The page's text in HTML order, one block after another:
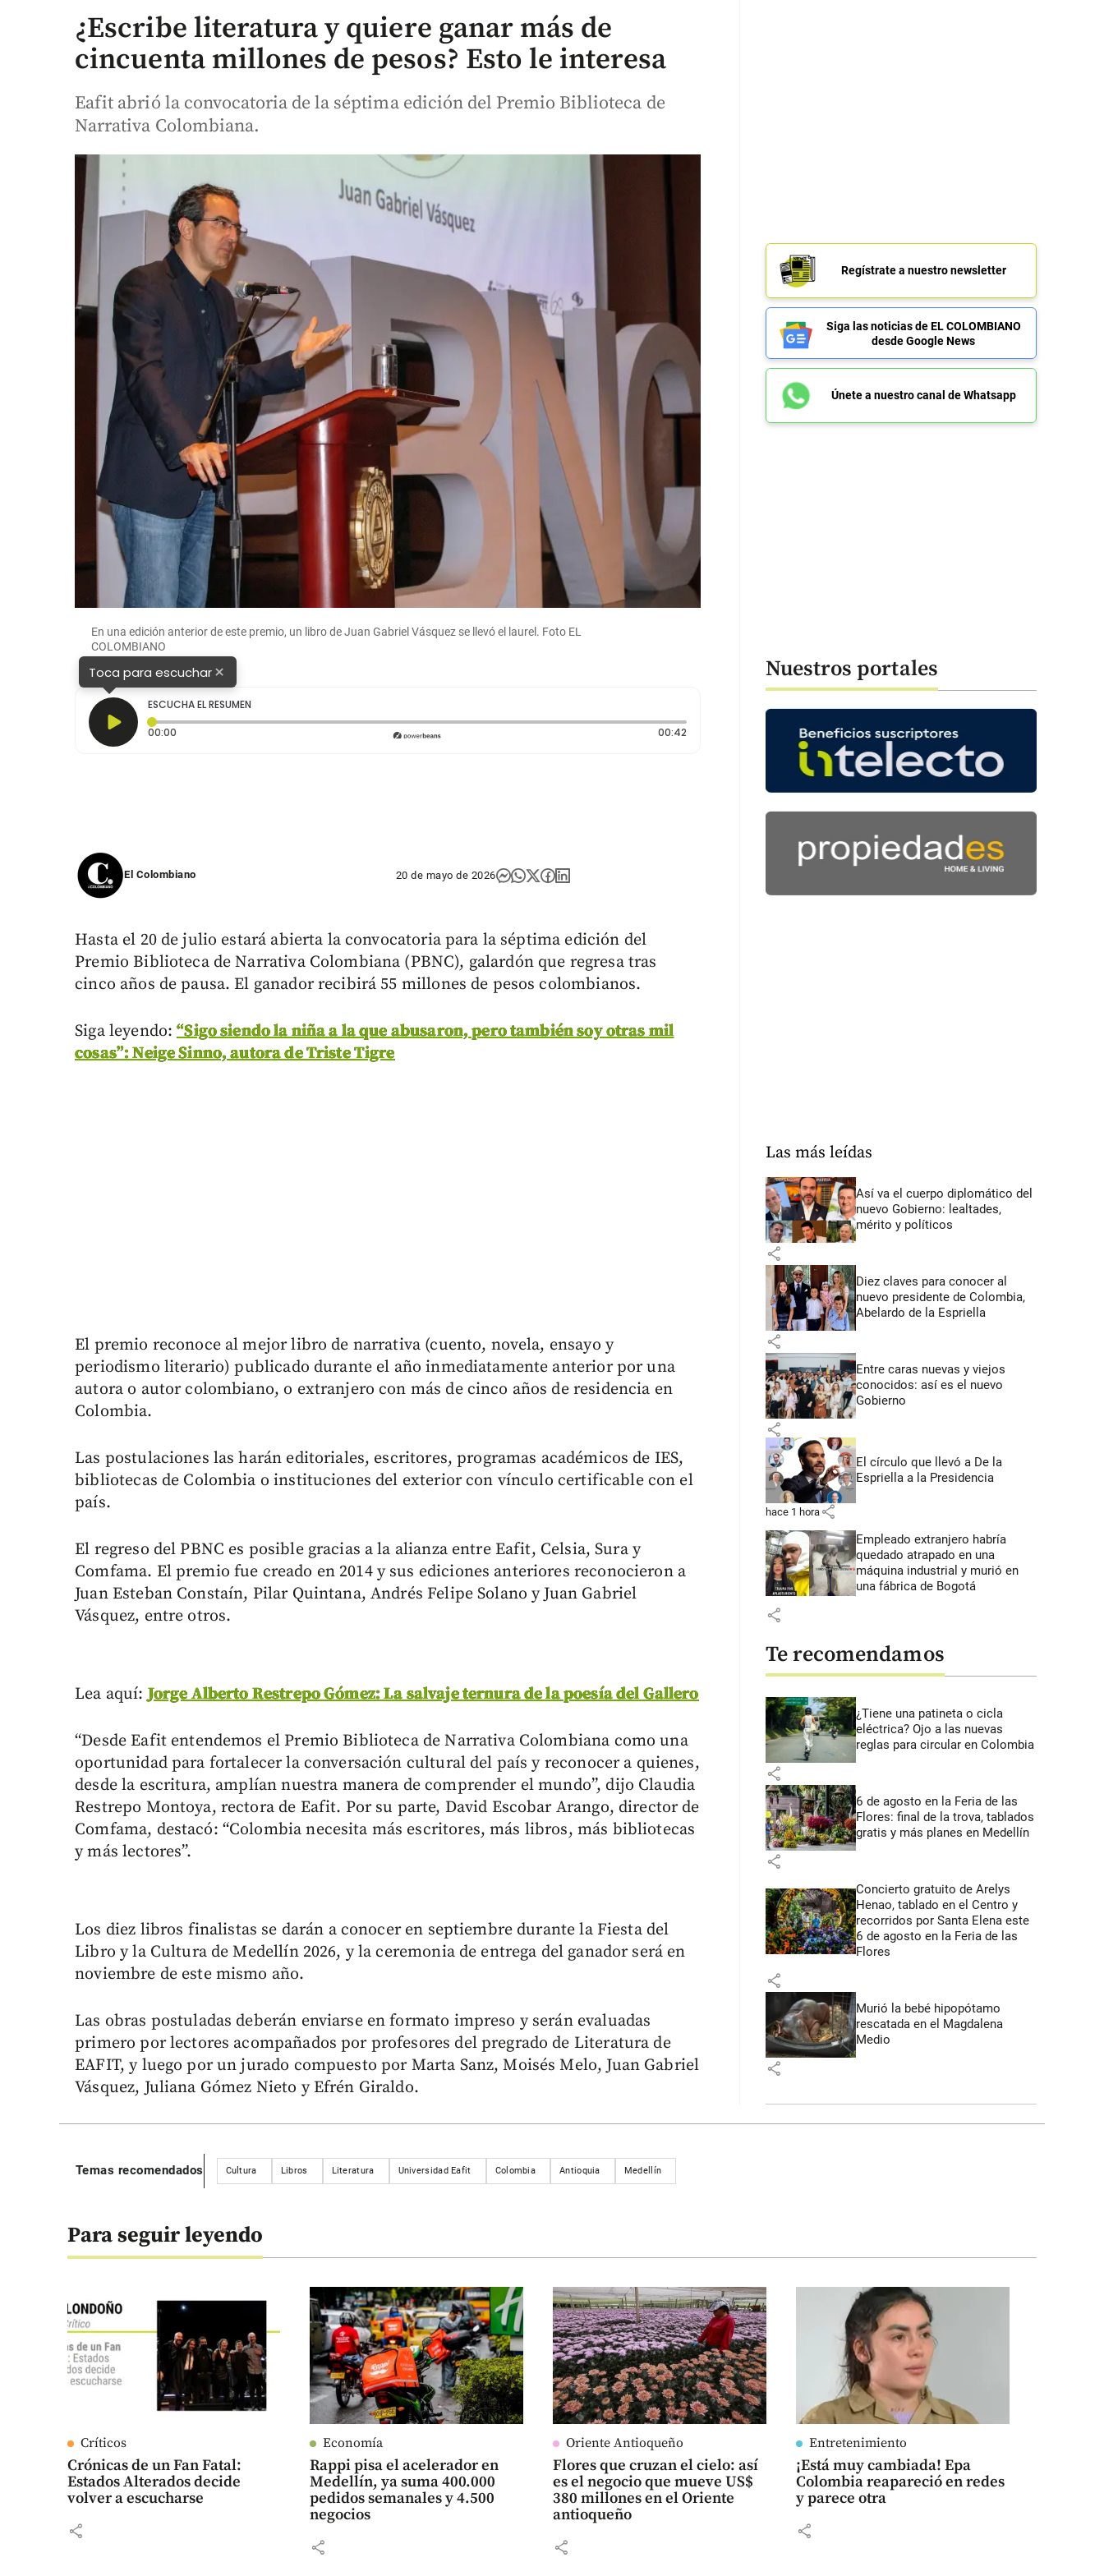
¿Escribe literatura y quiere ganar más de
cincuenta millones de pesos? Esto le interesa
Eafit abrió la convocatoria de la séptima edición del Premio Biblioteca de
Narrativa Colombiana.
En una edición anterior de este premio, un libro de Juan Gabriel Vásquez se llevó el laurel. Foto EL
COLOMBIANO
Toca para escuchar×
ESCUCHA EL RESUMEN
00:00
00:42Duración: 42 segundos
El Colombiano 20 de mayo de 2026
Hasta el 20 de julio estará abierta la convocatoria para la séptima edición del
Premio Biblioteca de Narrativa Colombiana (PBNC), galardón que regresa tras
cinco años de pausa. El ganador recibirá 55 millones de pesos colombianos.
Siga leyendo:“Sigo siendo la niña a la que abusaron, pero también soy otras mil
cosas”: Neige Sinno, autora de Triste Tigre
El premio reconoce al mejor libro de narrativa (cuento, novela, ensayo y
periodismo literario) publicado durante el año inmediatamente anterior por una
autora o autor colombiano, o extranjero con más de cinco años de residencia en
Colombia.
Las postulaciones las harán editoriales, escritores, programas académicos de IES,
bibliotecas de Colombia o instituciones del exterior con vínculo certificable con el
país.
El regreso del PBNC es posible gracias a la alianza entre Eafit, Celsia, Sura y
Comfama. El premio fue creado en 2014 y sus ediciones anteriores reconocieron a
Juan Esteban Constaín, Pilar Quintana, Andrés Felipe Solano y Juan Gabriel
Vásquez, entre otros.
Lea aquí:Jorge Alberto Restrepo Gómez: La salvaje ternura de la poesía del Gallero
“Desde Eafit entendemos el Premio Biblioteca de Narrativa Colombiana como una
oportunidad para fortalecer la conversación cultural del país y reconocer a quienes,
desde la escritura, amplían nuestra manera de comprender el mundo”, dijo Claudia
Restrepo Montoya, rectora de Eafit. Por su parte, David Escobar Arango, director de
Comfama, destacó: “Colombia necesita más escritores, más libros, más bibliotecas
y más lectores”.
Los diez libros finalistas se darán a conocer en septiembre durante la Fiesta del
Libro y la Cultura de Medellín 2026, y la ceremonia de entrega del ganador será en
noviembre de este mismo año.
Las obras postuladas deberán enviarse en formato impreso y serán evaluadas
primero por lectores acompañados por profesores del pregrado de Literatura de
EAFIT, y luego por un jurado compuesto por Marta Sanz, Moisés Melo, Juan Gabriel
Vásquez, Juliana Gómez Nieto y Efrén Giraldo.
Regístrate a nuestro newsletter
Siga las noticias de EL COLOMBIANO
desde Google News
Únete a nuestro canal de Whatsapp
Nuestros portales
Las más leídas
Así va el cuerpo diplomático del
nuevo Gobierno: lealtades,
mérito y políticos
share
Diez claves para conocer al
nuevo presidente de Colombia,
Abelardo de la Espriella
share
Entre caras nuevas y viejos
conocidos: así es el nuevo
Gobierno
share
El círculo que llevó a De la
Espriella a la Presidencia
hace 1 hora share
Empleado extranjero habría
quedado atrapado en una
máquina industrial y murió en
una fábrica de Bogotá
share
Te recomendamos
¿Tiene una patineta o cicla
eléctrica? Ojo a las nuevas
reglas para circular en Colombia
share
6 de agosto en la Feria de las
Flores: final de la trova, tablados
gratis y más planes en Medellín
share
Concierto gratuito de Arelys
Henao, tablado en el Centro y
recorridos por Santa Elena este
6 de agosto en la Feria de las
Flores
share
Murió la bebé hipopótamo
rescatada en el Magdalena
Medio
share
Temas recomendados Cultura Libros Literatura Universidad Eafit Colombia Antioquia Medellín
Para seguir leyendo
Críticos
Crónicas de un Fan Fatal:
Estados Alterados decide
volver a escucharse
share
Economía
Rappi pisa el acelerador en
Medellín, ya suma 400.000
pedidos semanales y 4.500
negocios
share
Oriente Antioqueño
Flores que cruzan el cielo: así
es el negocio que mueve US$
380 millones en el Oriente
antioqueño
share
Entretenimiento
¡Está muy cambiada! Epa
Colombia reapareció en redes
y parece otra
share